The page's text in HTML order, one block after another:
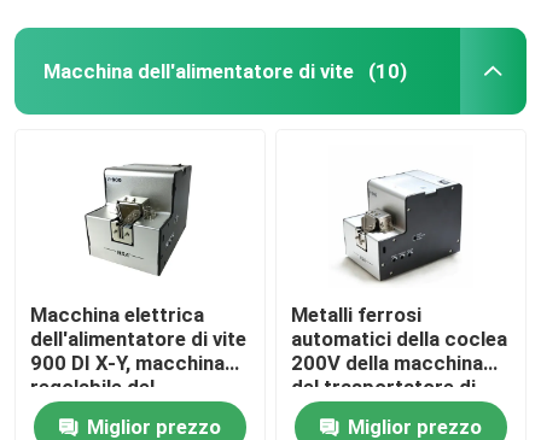
Macchina dell'alimentatore di vite (10)
Macchina elettrica
dell'alimentatore di vite
900 DI X-Y, macchina
regolabile del
trasportatore di vite
Miglior prezzo
Metalli ferrosi
automatici della coclea
200V della macchina
del trasportatore di
vite
Miglior prezzo